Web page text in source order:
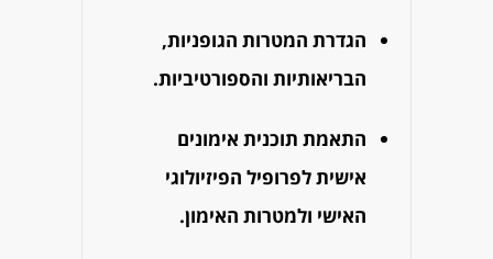
הגדרת המטרות הגופניות,
הבריאותיות והספורטיביות.
התאמת תוכנית אימונים
אישית לפרופיל הפיזיולוגי
האישי ולמטרות האימון.